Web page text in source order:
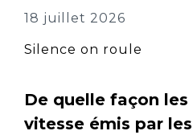
18 juillet 2026
Silence on roule
De quelle façon
vitesse émis par